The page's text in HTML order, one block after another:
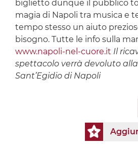
biglietto dunque il pubblico
magia di Napoli tra musica e
tempo stesso un aiuto
bisogno. Tutte le info sulla
www.napoli-nel-cuore.it Il
spettacolo verrà devoluto
Sant’Egidio di Napoli